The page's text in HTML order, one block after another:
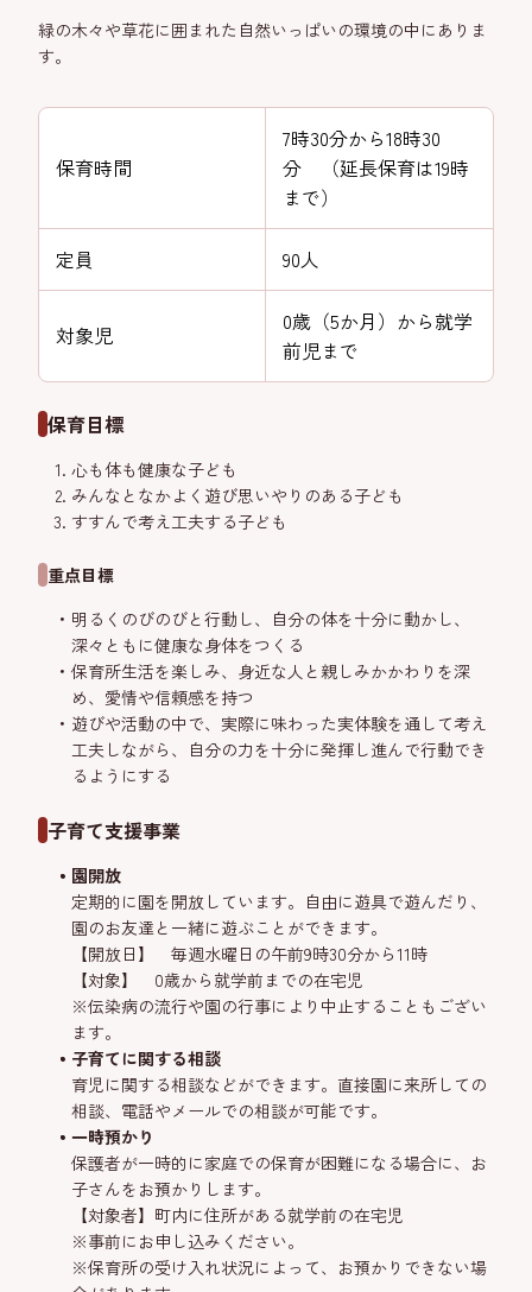
緑の木々や草花に囲まれた自然いっぱいの環境の中にありま
す。
保育時間
7時30分から18時30
分 （延長保育は19時
まで）
定員 90人
対象児
0歳（5か月）から就学
前児まで
保育目標
心も体も健康な子ども
みんなとなかよく遊び思いやりのある子ども
すすんで考え工夫する子ども
重点目標
明るくのびのびと行動し、自分の体を十分に動かし、
深々ともに健康な身体をつくる
保育所生活を楽しみ、身近な人と親しみかかわりを深
め、愛情や信頼感を持つ
遊びや活動の中で、実際に味わった実体験を通して考え
工夫しながら、自分の力を十分に発揮し進んで行動でき
るようにする
子育て支援事業
園開放
定期的に園を開放しています。自由に遊具で遊んだり、
園のお友達と一緒に遊ぶことができます。
【開放日】 毎週水曜日の午前9時30分から11時
【対象】 0歳から就学前までの在宅児
※伝染病の流行や園の行事により中止することもござい
ます。
子育てに関する相談
育児に関する相談などができます。直接園に来所しての
相談、電話やメールでの相談が可能です。
一時預かり
保護者が一時的に家庭での保育が困難になる場合に、お
子さんをお預かりします。
【対象者】町内に住所がある就学前の在宅児
※事前にお申し込みください。
※保育所の受け入れ状況によって、お預かりできない場